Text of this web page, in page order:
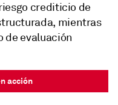
crediticio de
mientras
de evaluación
acción